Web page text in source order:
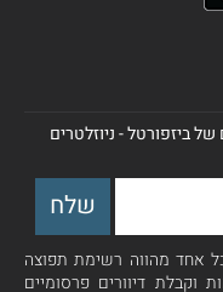
ביזפורטל - ניוזלטרים
אחד מהווה רשימת תפוצה
וקבלת דיוורים פרסומיים